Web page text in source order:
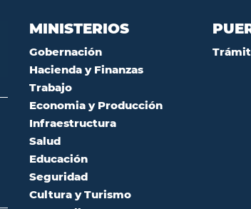
MINISTERIOS
Gobernación
Hacienda y Finanzas
Trabajo
Economia y Producción
Infraestructura
Salud
Educación
Seguridad
Cultura y Turismo